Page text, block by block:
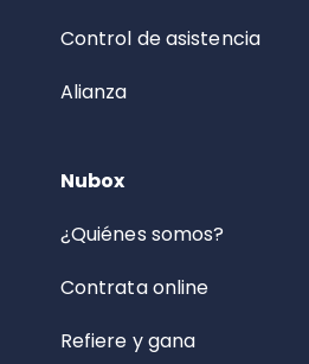
Control de asistencia
Alianza
Nubox
¿Quiénes somos?
Contrata online
Refiere y gana